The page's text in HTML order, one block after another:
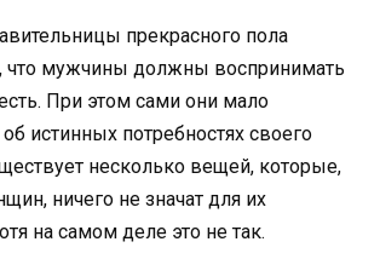
прекрасного пола
что мужчины должны воспринимать
При этом сами они мало
истинных потребностях своего
несколько вещей, которые,
ничего не значат для их
на самом деле это не так.